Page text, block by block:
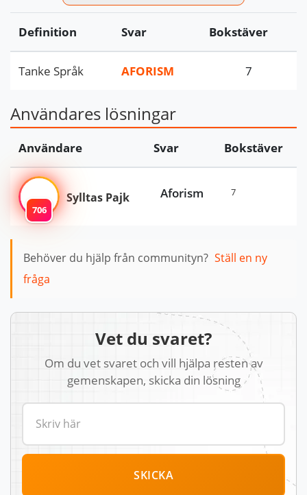
Definition Svar Bokstäver
Tanke Språk AFORISM 7
Användares lösningar
Användare Svar Bokstäver
706
Sylltas Pajk Aforism 7
Behöver du hjälp från communityn? Ställ en ny
fråga
Vet du svaret?
Om du vet svaret och vill hjälpa resten av
gemenskapen, skicka din lösning
SKICKA